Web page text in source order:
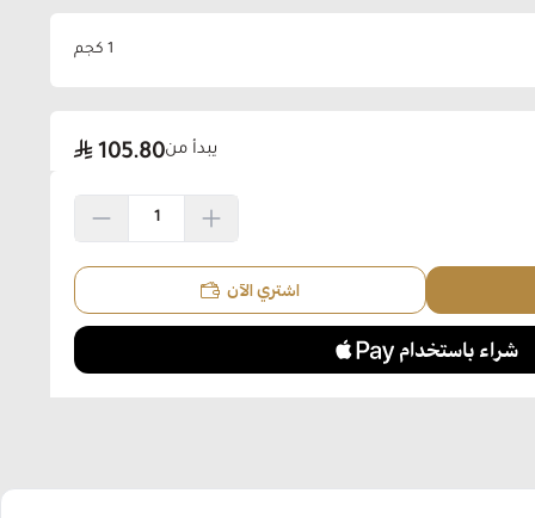
1 كجم
يبدأ من105.80
اشتري الآن